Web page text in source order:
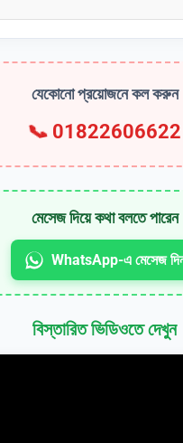
যেকোনো প্রয়োজনে কল করুন
📞 01822606622
মেসেজ দিয়ে কথা বলতে পারেন
WhatsApp-এ মেসেজ
বিস্তারিত ভিডিওতে দেখুন